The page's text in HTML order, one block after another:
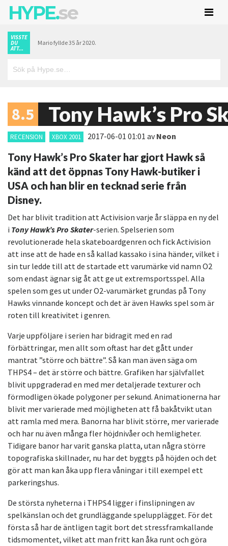
HYPE.se
VISSTE
DU
ATT...
Mario fyllde 35 år 2020.
8.5 Tony Hawk’s Pro
RECENSION XBOX 2001 2017-06-01 01:01 avNeon
Tony Hawk’s Pro Skater har gjort Hawk så
känd att det öppnas Tony Hawk-butiker i
USA och han blir en tecknad serie från
Disney.
Det har blivit tradition att Activision varje år släppa en ny del
i Tony Hawk’s Pro Skater-serien. Spelserien som
revolutionerade hela skateboardgenren och fick Activision
att inse att de hade en så kallad kassako i sina händer, vilket i
sin tur ledde till att de startade ett varumärke vid namn O2
som endast ägnar sig åt att ge ut extremsportsspel. Alla
spelen som ges ut under O2-varumärket grundas på Tony
Hawks vinnande koncept och det är även Hawks spel som är
roten till kreativitet i genren.
Varje uppföljare i serien har bidragit med en rad
förbättringar, men allt som oftast har det gått under
mantrat ”större och bättre”. Så kan man även säga om
THPS4 – det är större och bättre. Grafiken har självfallet
blivit uppgraderad en med mer detaljerade texturer och
förmodligen ökade polygoner per sekund. Animationerna har
blivit mer varierade med möjligheten att få bakåtvikt utan
att ramla med mera. Banorna har blivit större, mer varierade
och har nu även många fler höjdnivåer och hemligheter.
Tidigare banor har varit ganska platta, utan några större
topografiska skillnader, nu har det byggts på höjden och det
gör att man kan åka upp flera våningar i till exempel ett
parkeringshus.
De största nyheterna i THPS4 ligger i finslipningen av
spelkänslan och det grundläggande spelupplägget. För det
första så har de äntligen tagit bort det stressframkallande
tidsmomentet, vilket att man fritt kan åka runt och göra